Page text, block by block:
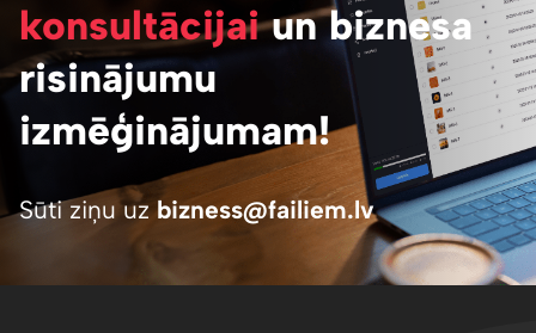
konsultācijaiun biznesa
risinājumu
izmēģinājumam!
Sūti ziņu uzbizness@failiem.lv